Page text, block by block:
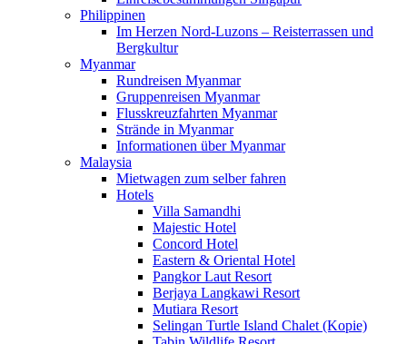
Philippinen
Im Herzen Nord-Luzons – Reisterrassen und
Bergkultur
Myanmar
Rundreisen Myanmar
Gruppenreisen Myanmar
Flusskreuzfahrten Myanmar
Strände in Myanmar
Informationen über Myanmar
Malaysia
Mietwagen zum selber fahren
Hotels
Villa Samandhi
Majestic Hotel
Concord Hotel
Eastern & Oriental Hotel
Pangkor Laut Resort
Berjaya Langkawi Resort
Mutiara Resort
Selingan Turtle Island Chalet (Kopie)